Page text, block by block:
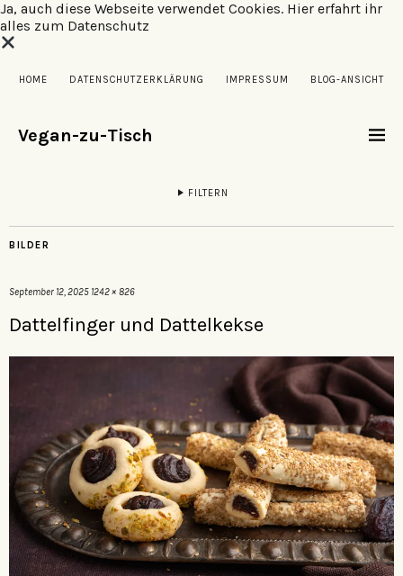
Ja, auch diese Webseite verwendet Cookies. Hier erfahrt ihr
alles zum Datenschutz
HOME DATENSCHUTZERKLÄRUNG IMPRESSUM BLOG-ANSICHT
Vegan-zu-Tisch
FILTERN
BILDER
September 12, 2025 1242 × 826
Dattelfinger und Dattelkekse